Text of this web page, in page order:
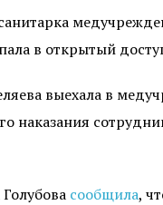
в открытый
выехала в
наказания
сообщила,